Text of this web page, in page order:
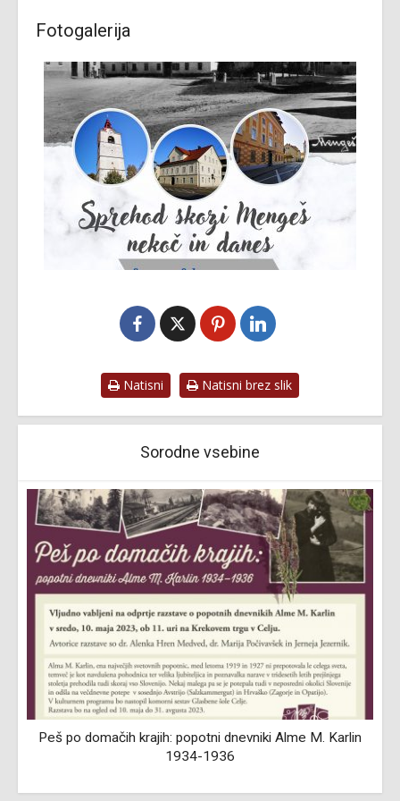
Fotogalerija
Natisni Natisni brez slik
Sorodne vsebine
Peš po domačih krajih: popotni dnevniki Alme M. Karlin
1934-1936